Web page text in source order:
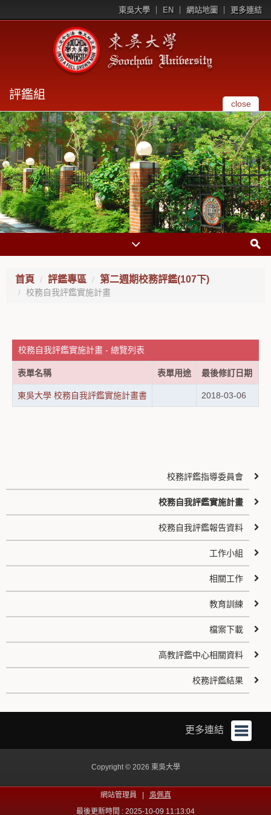
東吳大學 EN 網站地圖 更多連結
評鑑組
close
首頁 評鑑專區 第二週期校務評鑑(107下)
校務自我評鑑實施計畫
校務自我評鑑實施計畫 - 總覽列表
表單名稱 表單用途 最後修訂日期
東吳大學 校務自我評鑑實施計畫書 2018-03-06
校務評鑑指導委員會
校務自我評鑑實施計畫
校務自我評鑑報告資料
工作小組
相關工作
教育訓練
檔案下載
高教評鑑中心相關資料
校務評鑑結果
更多連結
Copyright © 2026 東吳大學
網站管理員 | 吳佩真
最後更新時間 : 2025-10-09 11:13:04